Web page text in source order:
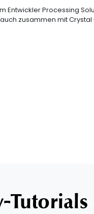
Entwickler Processing
zusammen mit Crystal